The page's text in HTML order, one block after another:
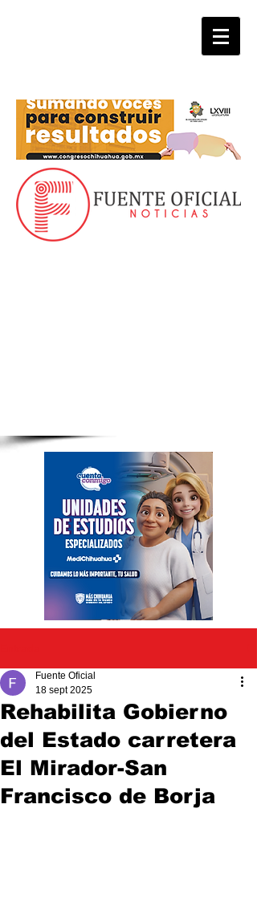
Rehabilita Gobierno
del Estado carretera
El Mirador-San
Francisco de Borja
Fuente Oficial
18 sept 2025